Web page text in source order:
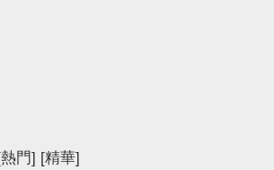
門] [精華]